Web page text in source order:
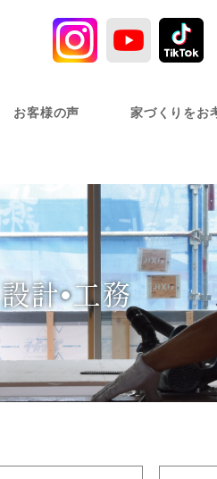
お客様の声 家づくりをお
設計•工務